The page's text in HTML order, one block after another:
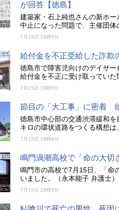
が回答【徳島】
建築家・石上純也さんの新ホ
中止になった問題で、主催団
7月15日 18時5分
給付金を不正受給した詐欺
徳島市で障害児向けのデイサ
給付金を不正に受け取ってい
7月15日 18時5分
節目の「大工事」に密着
徳島市中心部の交通渋滞緩和
キロの環状道路をつくる構想
7月15日 18時4分
鳴門渦潮高校で「命の大切
鳴門市の高校で7月15日、「命
いました。（永本能子 弁護士
7月15日 18時3分